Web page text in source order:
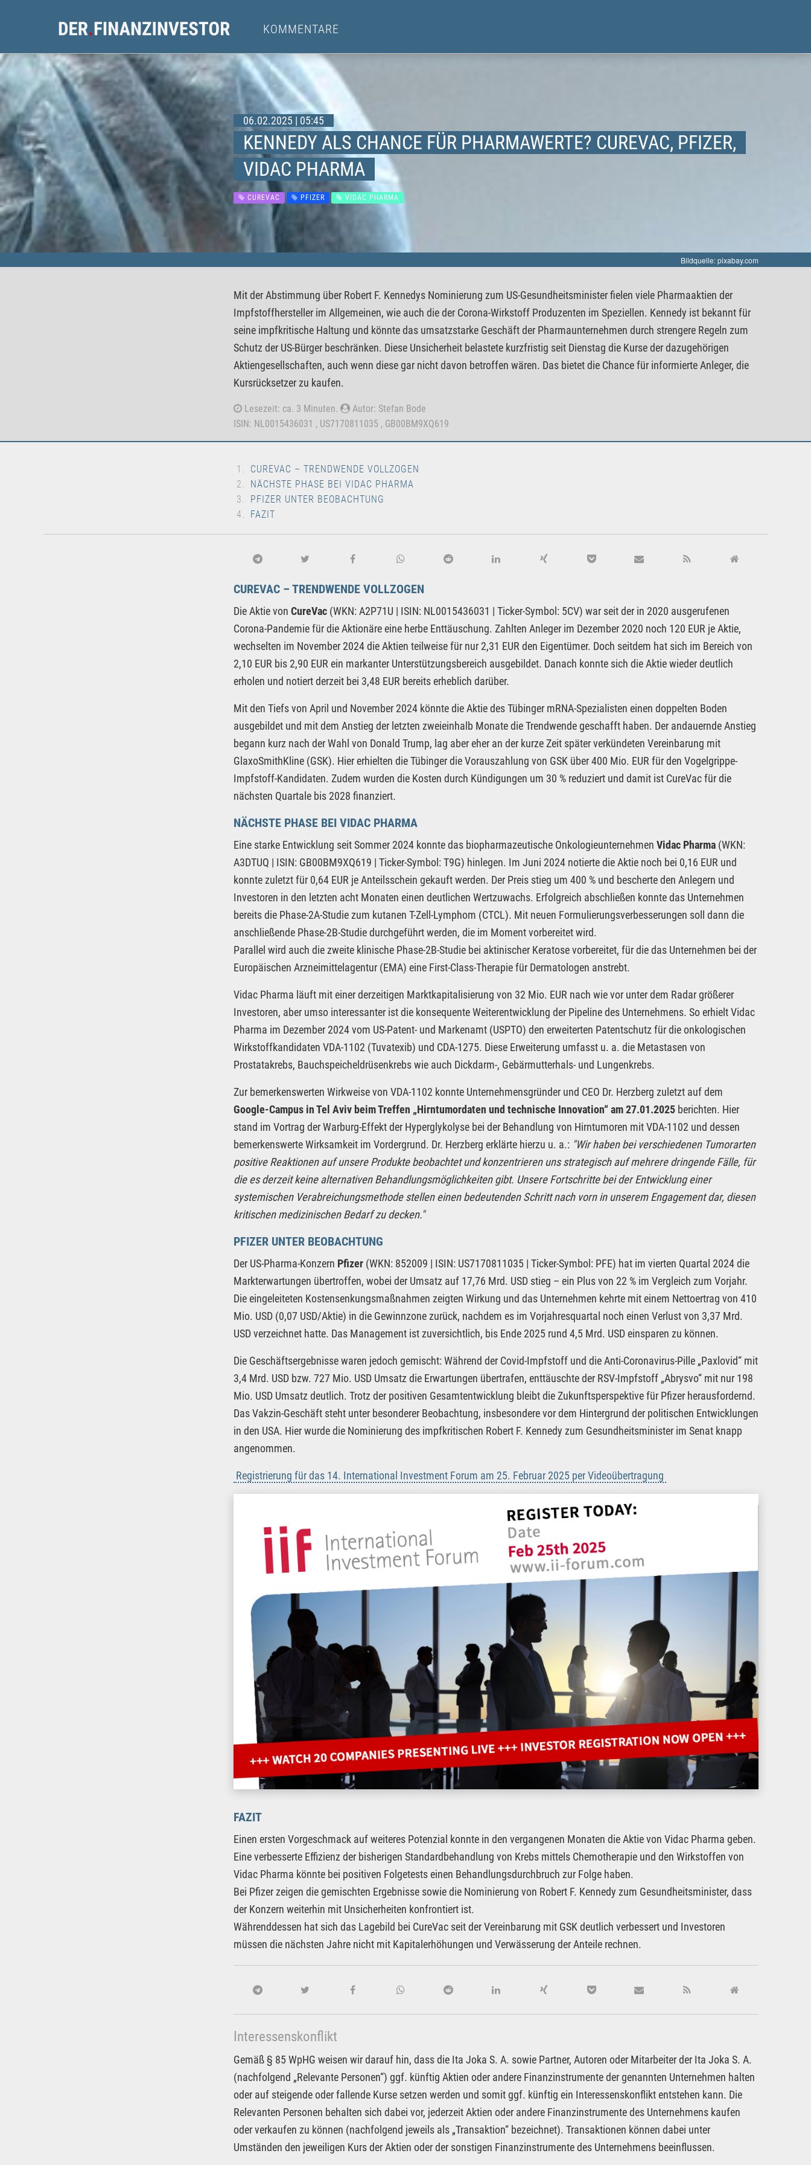
KOMMENTARE
06.02.2025 | 05:45
KENNEDY ALS CHANCE FÜR PHARMAWERTE? CUREVAC, PFIZER,
VIDAC PHARMA
CUREVAC PFIZER VIDAC PHARMA
Bildquelle: pixabay.com
Mit der Abstimmung über Robert F. Kennedys Nominierung zum US-Gesundheitsminister fielen viele Pharmaaktien der
Impfstoffhersteller im Allgemeinen, wie auch die der Corona-Wirkstoff Produzenten im Speziellen. Kennedy ist bekannt für
seine impfkritische Haltung und könnte das umsatzstarke Geschäft der Pharmaunternehmen durch strengere Regeln zum
Schutz der US-Bürger beschränken. Diese Unsicherheit belastete kurzfristig seit Dienstag die Kurse der dazugehörigen
Aktiengesellschaften, auch wenn diese gar nicht davon betroffen wären. Das bietet die Chance für informierte Anleger, die
Kursrücksetzer zu kaufen.
Lesezeit: ca. 3 Minuten.
Autor: Stefan Bode
ISIN: NL0015436031 , US7170811035 , GB00BM9XQ619
CUREVAC – TRENDWENDE VOLLZOGEN
NÄCHSTE PHASE BEI VIDAC PHARMA
PFIZER UNTER BEOBACHTUNG
FAZIT
CUREVAC – TRENDWENDE VOLLZOGEN
Die Aktie von CureVac (WKN: A2P71U | ISIN: NL0015436031 | Ticker-Symbol: 5CV) war seit der in 2020 ausgerufenen
Corona-Pandemie für die Aktionäre eine herbe Enttäuschung. Zahlten Anleger im Dezember 2020 noch 120 EUR je Aktie,
wechselten im November 2024 die Aktien teilweise für nur 2,31 EUR den Eigentümer. Doch seitdem hat sich im Bereich von
2,10 EUR bis 2,90 EUR ein markanter Unterstützungsbereich ausgebildet. Danach konnte sich die Aktie wieder deutlich
erholen und notiert derzeit bei 3,48 EUR bereits erheblich darüber.
Mit den Tiefs von April und November 2024 könnte die Aktie des Tübinger mRNA-Spezialisten einen doppelten Boden
ausgebildet und mit dem Anstieg der letzten zweieinhalb Monate die Trendwende geschafft haben. Der andauernde Anstieg
begann kurz nach der Wahl von Donald Trump, lag aber eher an der kurze Zeit später verkündeten Vereinbarung mit
GlaxoSmithKline (GSK). Hier erhielten die Tübinger die Vorauszahlung von GSK über 400 Mio. EUR für den Vogelgrippe-
Impfstoff-Kandidaten. Zudem wurden die Kosten durch Kündigungen um 30 % reduziert und damit ist CureVac für die
nächsten Quartale bis 2028 finanziert.
NÄCHSTE PHASE BEI VIDAC PHARMA
Eine starke Entwicklung seit Sommer 2024 konnte das biopharmazeutische Onkologieunternehmen Vidac Pharma (WKN:
A3DTUQ | ISIN: GB00BM9XQ619 | Ticker-Symbol: T9G) hinlegen. Im Juni 2024 notierte die Aktie noch bei 0,16 EUR und
konnte zuletzt für 0,64 EUR je Anteilsschein gekauft werden. Der Preis stieg um 400 % und bescherte den Anlegern und
Investoren in den letzten acht Monaten einen deutlichen Wertzuwachs. Erfolgreich abschließen konnte das Unternehmen
bereits die Phase-2A-Studie zum kutanen T-Zell-Lymphom (CTCL). Mit neuen Formulierungsverbesserungen soll dann die
anschließende Phase-2B-Studie durchgeführt werden, die im Moment vorbereitet wird.
Parallel wird auch die zweite klinische Phase-2B-Studie bei aktinischer Keratose vorbereitet, für die das Unternehmen bei der
Europäischen Arzneimittelagentur (EMA) eine First-Class-Therapie für Dermatologen anstrebt.
Vidac Pharma läuft mit einer derzeitigen Marktkapitalisierung von 32 Mio. EUR nach wie vor unter dem Radar größerer
Investoren, aber umso interessanter ist die konsequente Weiterentwicklung der Pipeline des Unternehmens. So erhielt Vidac
Pharma im Dezember 2024 vom US-Patent- und Markenamt (USPTO) den erweiterten Patentschutz für die onkologischen
Wirkstoffkandidaten VDA-1102 (Tuvatexib) und CDA-1275. Diese Erweiterung umfasst u. a. die Metastasen von
Prostatakrebs, Bauchspeicheldrüsenkrebs wie auch Dickdarm-, Gebärmutterhals- und Lungenkrebs.
Zur bemerkenswerten Wirkweise von VDA-1102 konnte Unternehmensgründer und CEO Dr. Herzberg zuletzt auf dem
Google-Campus in Tel Aviv beim Treffen „Hirntumordaten und technische Innovation“ am 27.01.2025 berichten. Hier
stand im Vortrag der Warburg-Effekt der Hyperglykolyse bei der Behandlung von Hirntumoren mit VDA-1102 und dessen
bemerkenswerte Wirksamkeit im Vordergrund. Dr. Herzberg erklärte hierzu u. a.: "Wir haben bei verschiedenen Tumorarten
positive Reaktionen auf unsere Produkte beobachtet und konzentrieren uns strategisch auf mehrere dringende Fälle, für
die es derzeit keine alternativen Behandlungsmöglichkeiten gibt. Unsere Fortschritte bei der Entwicklung einer
systemischen Verabreichungsmethode stellen einen bedeutenden Schritt nach vorn in unserem Engagement dar, diesen
kritischen medizinischen Bedarf zu decken."
PFIZER UNTER BEOBACHTUNG
Der US-Pharma-Konzern Pfizer (WKN: 852009 | ISIN: US7170811035 | Ticker-Symbol: PFE) hat im vierten Quartal 2024 die
Markterwartungen übertroffen, wobei der Umsatz auf 17,76 Mrd. USD stieg – ein Plus von 22 % im Vergleich zum Vorjahr.
Die eingeleiteten Kostensenkungsmaßnahmen zeigten Wirkung und das Unternehmen kehrte mit einem Nettoertrag von 410
Mio. USD (0,07 USD/Aktie) in die Gewinnzone zurück, nachdem es im Vorjahresquartal noch einen Verlust von 3,37 Mrd.
USD verzeichnet hatte. Das Management ist zuversichtlich, bis Ende 2025 rund 4,5 Mrd. USD einsparen zu können.
Die Geschäftsergebnisse waren jedoch gemischt: Während der Covid-Impfstoff und die Anti-Coronavirus-Pille „Paxlovid“ mit
3,4 Mrd. USD bzw. 727 Mio. USD Umsatz die Erwartungen übertrafen, enttäuschte der RSV-Impfstoff „Abrysvo“ mit nur 198
Mio. USD Umsatz deutlich. Trotz der positiven Gesamtentwicklung bleibt die Zukunftsperspektive für Pfizer herausfordernd.
Das Vakzin-Geschäft steht unter besonderer Beobachtung, insbesondere vor dem Hintergrund der politischen Entwicklungen
in den USA. Hier wurde die Nominierung des impfkritischen Robert F. Kennedy zum Gesundheitsminister im Senat knapp
angenommen.
Registrierung für das 14. International Investment Forum am 25. Februar 2025 per Videoübertragung
FAZIT
Einen ersten Vorgeschmack auf weiteres Potenzial konnte in den vergangenen Monaten die Aktie von Vidac Pharma geben.
Eine verbesserte Effizienz der bisherigen Standardbehandlung von Krebs mittels Chemotherapie und den Wirkstoffen von
Vidac Pharma könnte bei positiven Folgetests einen Behandlungsdurchbruch zur Folge haben.
Bei Pfizer zeigen die gemischten Ergebnisse sowie die Nominierung von Robert F. Kennedy zum Gesundheitsminister, dass
der Konzern weiterhin mit Unsicherheiten konfrontiert ist.
Währenddessen hat sich das Lagebild bei CureVac seit der Vereinbarung mit GSK deutlich verbessert und Investoren
müssen die nächsten Jahre nicht mit Kapitalerhöhungen und Verwässerung der Anteile rechnen.
Interessenskonflikt
Gemäß § 85 WpHG weisen wir darauf hin, dass die Ita Joka S. A. sowie Partner, Autoren oder Mitarbeiter der Ita Joka S. A.
(nachfolgend „Relevante Personen“) ggf. künftig Aktien oder andere Finanzinstrumente der genannten Unternehmen halten
oder auf steigende oder fallende Kurse setzen werden und somit ggf. künftig ein Interessenskonflikt entstehen kann. Die
Relevanten Personen behalten sich dabei vor, jederzeit Aktien oder andere Finanzinstrumente des Unternehmens kaufen
oder verkaufen zu können (nachfolgend jeweils als „Transaktion“ bezeichnet). Transaktionen können dabei unter
Umständen den jeweiligen Kurs der Aktien oder der sonstigen Finanzinstrumente des Unternehmens beeinflussen.